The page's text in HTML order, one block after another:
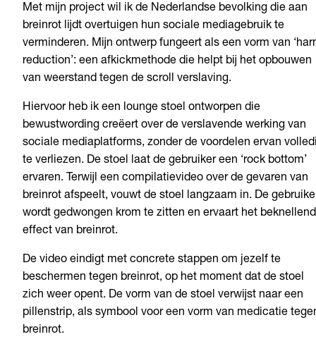
Met mijn project wil ik de Nederlandse bevolking die aan
breinrot lijdt overtuigen hun sociale mediagebruik te
verminderen. Mijn ontwerp fungeert als een vorm van
reduction’: een afkickmethode die helpt bij het opbouwen
van weerstand tegen de scroll verslaving.
Hiervoor heb ik een lounge stoel ontworpen die
bewustwording creëert over de verslavende werking van
sociale mediaplatforms, zonder de voordelen ervan
te verliezen. De stoel laat de gebruiker een ‘rock bottom’
ervaren. Terwijl een compilatievideo over de gevaren van
breinrot afspeelt, vouwt de stoel langzaam in. De
wordt gedwongen krom te zitten en ervaart het
effect van breinrot.
De video eindigt met concrete stappen om jezelf te
beschermen tegen breinrot, op het moment dat de stoel
zich weer opent. De vorm van de stoel verwijst naar een
pillenstrip, als symbool voor een vorm van medicatie
breinrot.